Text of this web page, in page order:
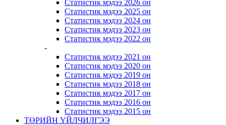
Статистик мэдээ 2026 он
Статистик мэдээ 2025 он
Статистик мэдээ 2024 он
Статистик мэдээ 2023 он
Статистик мэдээ 2022 он
-
Статистик мэдээ 2021 он
Статистик мэдээ 2020 он
Статистик мэдээ 2019 он
Статистик мэдээ 2018 он
Статистик мэдээ 2017 он
Статистик мэдээ 2016 он
Статистик мэдээ 2015 он
ТӨРИЙН ҮЙЛЧИЛГЭЭ